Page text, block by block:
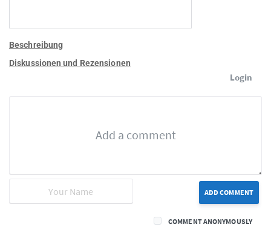
Beschreibung
Diskussionen und Rezensionen
Login
ADD COMMENT
COMMENT ANONYMOUSLY